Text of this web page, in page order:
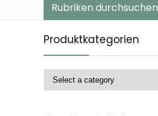
Rubriken durchsuchen
Produktkategorien